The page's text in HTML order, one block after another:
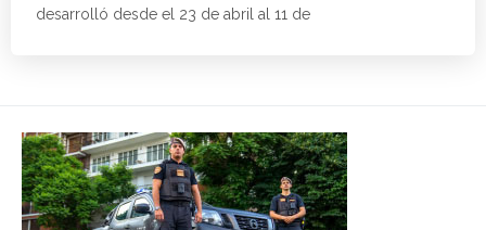
desarrolló desde el 23 de abril al 11 de